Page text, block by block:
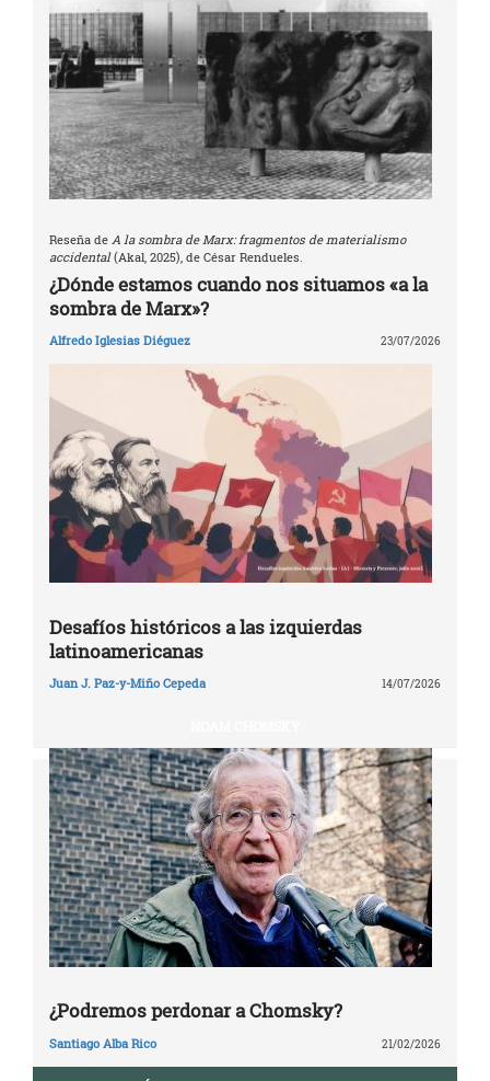
Reseña de A la sombra de Marx: fragmentos de materialismo
accidental(Akal, 2025), de César Rendueles.
¿Dónde estamos cuando nos situamos «a la
sombra de Marx»?
Alfredo Iglesias Diéguez 23/07/2026
Desafíos históricos a las izquierdas
latinoamericanas
Juan J. Paz-y-Miño Cepeda 14/07/2026
¿Podremos perdonar a Chomsky?
Santiago Alba Rico 21/02/2026